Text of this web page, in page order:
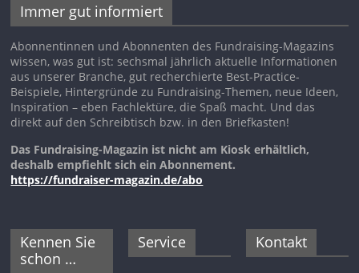
Immer gut informiert
Abonnentinnen und Abonnenten des Fundraising-Magazins
wissen, was gut ist: sechsmal jährlich aktuelle Informationen
aus unserer Branche, gut recherchierte Best-Practice-
Beispiele, Hintergründe zu Fundraising-Themen, neue Ideen,
Inspiration – eben Fachlektüre, die Spaß macht. Und das
direkt auf den Schreibtisch bzw. in den Briefkasten!
Das Fundraising-Magazin ist nicht am Kiosk erhältlich,
deshalb empfiehlt sich ein Abonnement.
https://fundraiser-magazin.de/abo
Kennen Sie
schon …
Service Kontakt